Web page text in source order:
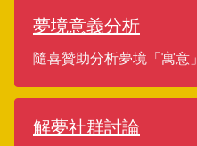
夢境意義分析
隨喜贊助分析夢境「寓意」
解夢社群討論